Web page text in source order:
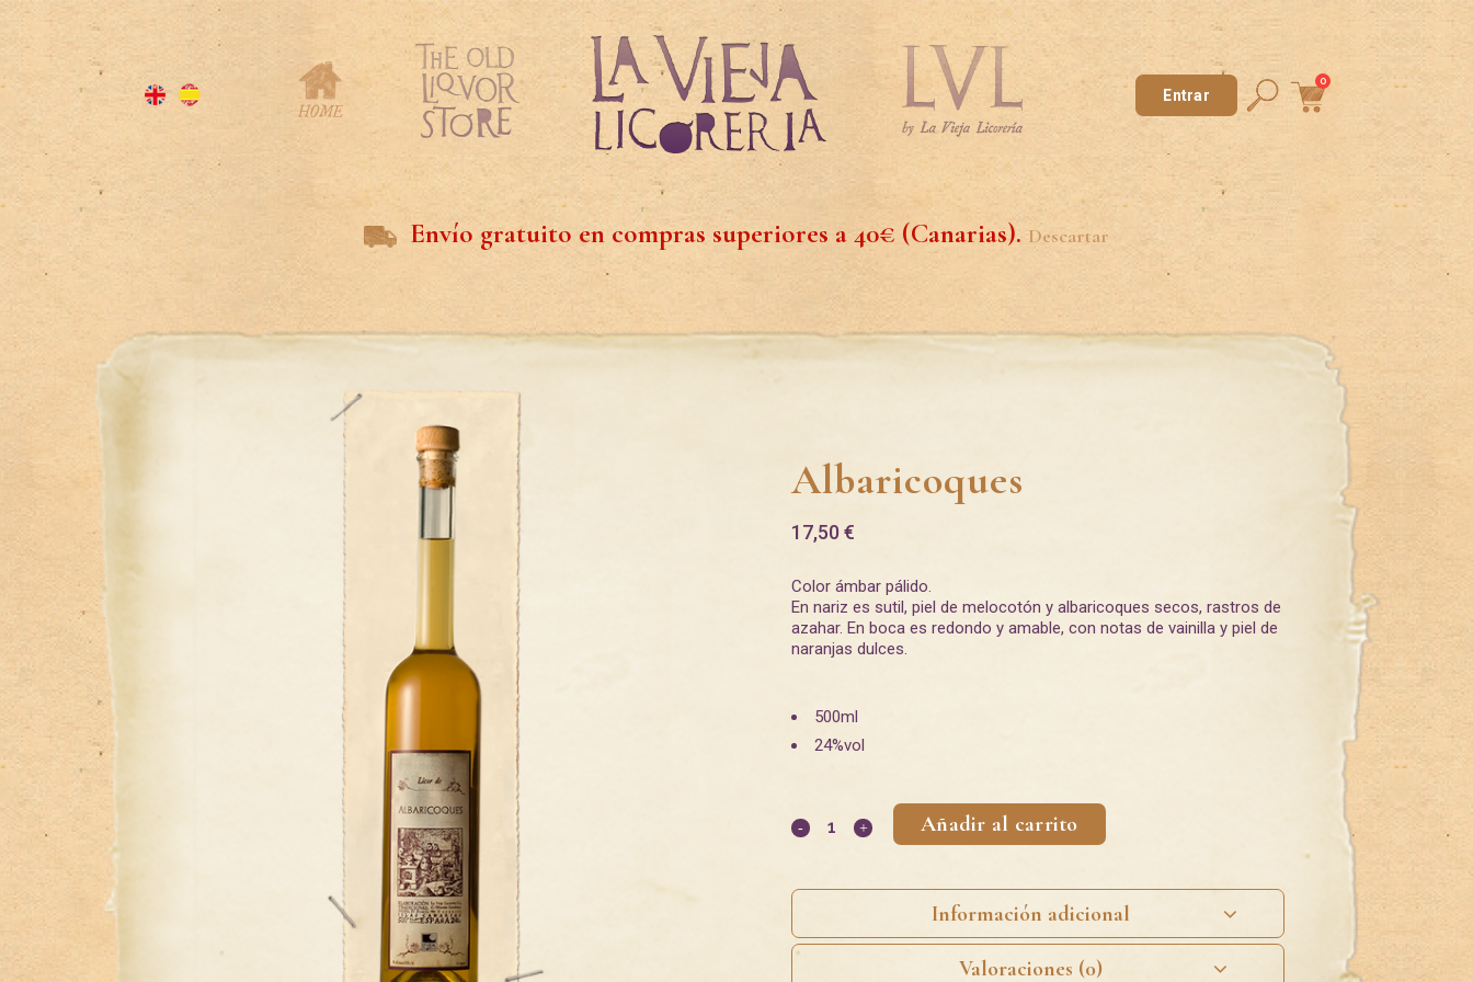
Entrar
0
Envío gratuito en compras superiores a 40€ (Canarias). Descartar
Albaricoques
17,50€
Color ámbar pálido.
En nariz es sutil, piel de melocotón y albaricoques secos, rastros de
azahar. En boca es redondo y amable, con notas de vainilla y piel de
naranjas dulces.
500ml
24%vol
Añadir al carrito
Información adicional
Valoraciones (0)